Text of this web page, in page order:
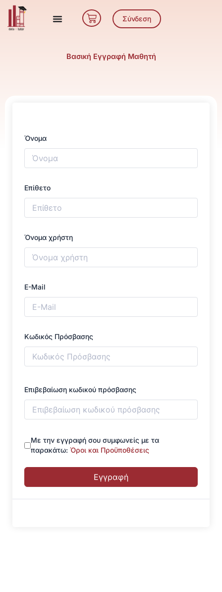
Μετάβαση
περιεχόμενο
Cart Σύνδεση
Βασική Εγγραφή Μαθητή
Όνομα
Επίθετο
Όνομα χρήστη
E-Mail
Κωδικός Πρόσβασης
Επιβεβαίωση κωδικού πρόσβασης
Με την εγγραφή σου συμφωνείς με τα
παρακάτω: Όροι και Προϋποθέσεις
Εγγραφή